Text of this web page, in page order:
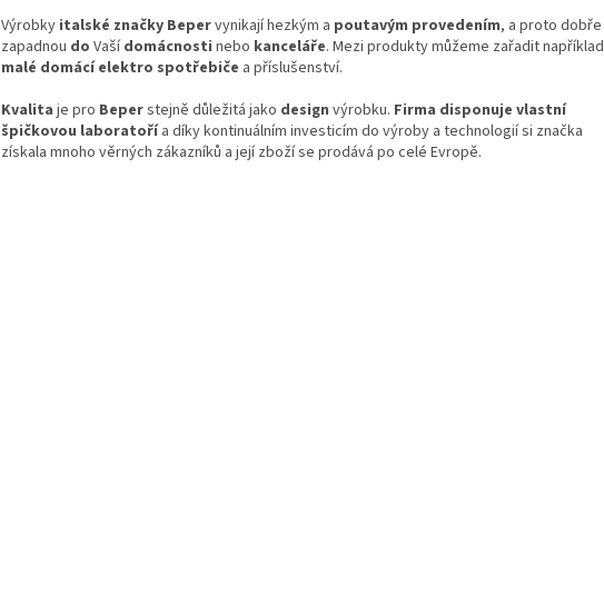
Výrobky italské značky Bepervynikají hezkým a poutavým provedením, a proto dobře
zapadnou do Vašídomácnosti nebo kanceláře. Mezi produkty můžeme zařadit například
malé domácí elektro spotřebiče a příslušenství.
Kvalita je pro Beperstejně důležitá jako design výrobku. Firma disponuje vlastní
špičkovou laboratořía díky kontinuálním investicím do výroby a technologií si značka
získala mnoho věrných zákazníků a její zboží se prodává po celé Evropě.